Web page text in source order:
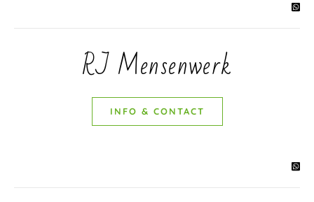
RJ Mensenwerk
INFO & CONTACT